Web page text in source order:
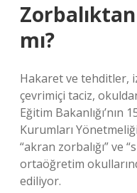
mı?
Hakaret ve tehditler,
çevrimiçi taciz,
Eğitim Bakanlığı’nın
Kurumları
“akran zorbalığı” ve
ortaöğretim
ediliyor.